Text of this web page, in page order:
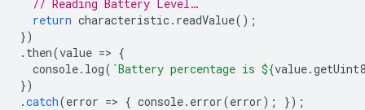
// Reading Battery Level…
return characteristic. readValue();
})
. then(value => {
console. log( `Battery percentage is ${value.getUint8
})
.catch(error => { console. error(error); });